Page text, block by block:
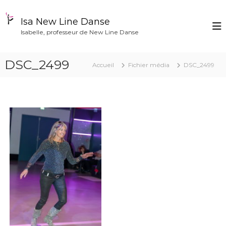
Isa New Line Danse
Isabelle, professeur de New Line Danse
DSC_2499 Accueil Fichier média DSC_2499